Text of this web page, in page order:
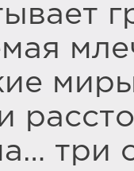
три